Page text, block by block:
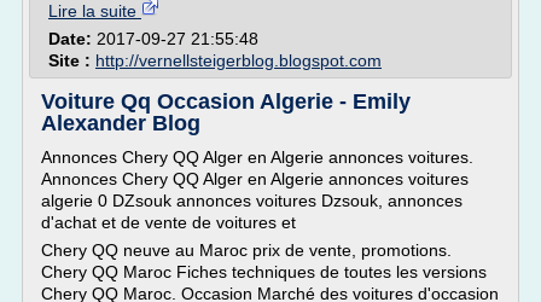
Lire la suite
Date: 2017-09-27 21:55:48
Site : http://vernellsteigerblog.blogspot.com
Voiture Qq Occasion Algerie - Emily
Alexander Blog
Annonces Chery QQ Alger en Algerie annonces voitures.
Annonces Chery QQ Alger en Algerie annonces voitures
algerie 0 DZsouk annonces voitures Dzsouk, annonces
d'achat et de vente de voitures et
Chery QQ neuve au Maroc prix de vente, promotions.
Chery QQ Maroc Fiches techniques de toutes les versions
Chery QQ Maroc. Occasion Marché des voitures d'occasion